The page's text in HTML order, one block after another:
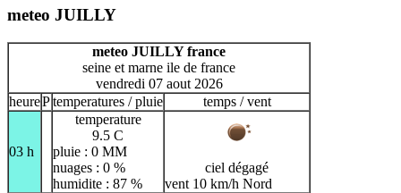
meteo JUILLY
meteo JUILLY france
seine et marne ile de france
vendredi 07 aout 2026
heurePtemperatures / pluie temps / vent
03 h
temperature
9.5 C
pluie : 0 MM
nuages : 0 %
humidite : 87 %
ciel dégagé
vent 10 km/h Nord